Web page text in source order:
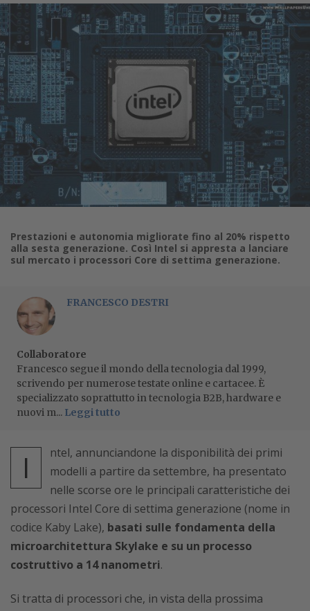
Prestazioni e autonomia migliorate fino al 20% rispetto
alla sesta generazione. Così Intel si appresta a lanciare
sul mercato i processori Core di settima generazione.
FRANCESCO DESTRI
Collaboratore
Francesco segue il mondo della tecnologia dal 1999,
scrivendo per numerose testate online e cartacee. È
specializzato soprattutto in tecnologia B2B, hardware e
nuovi m... Leggi tutto
I
ntel, annunciandone la disponibilità dei primi
modelli a partire da settembre, ha presentato
nelle scorse ore le principali caratteristiche dei
processori Intel Core di settima generazione (nome in
codice Kaby Lake), basati sulle fondamenta della
microarchitettura Skylake e su un processo
costruttivo a 14 nanometri.
Si tratta di processori che, in vista della prossima